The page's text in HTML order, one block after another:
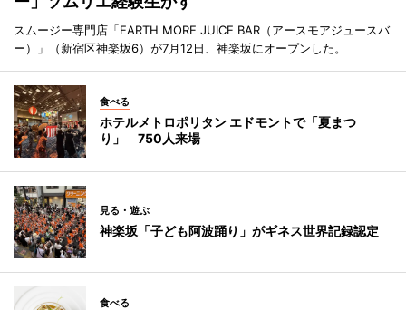
スムージー専門店「EARTH MORE JUICE BAR（アースモアジュースバ
ー）」（新宿区神楽坂6）が7月12日、神楽坂にオープンした。
食べる
ホテルメトロポリタン エドモントで「夏まつ
り」 750人来場
見る・遊ぶ
神楽坂「子ども阿波踊り」がギネス世界記録認定
食べる